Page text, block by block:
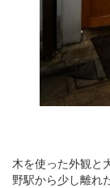
木を使った外観と
野駅から少し離れ